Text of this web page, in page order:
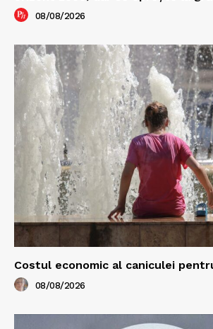
08/08/2026
Costul economic al caniculei
08/08/2026